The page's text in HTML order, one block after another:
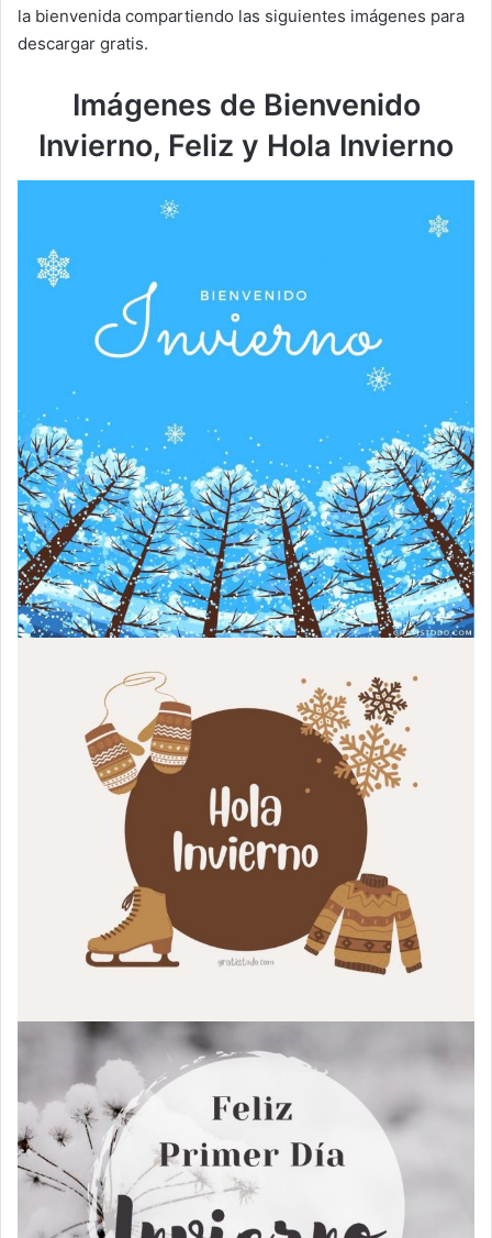
la bienvenida compartiendo las siguientes imágenes para
descargar gratis.
Imágenes de Bienvenido
Invierno, Feliz y Hola Invierno